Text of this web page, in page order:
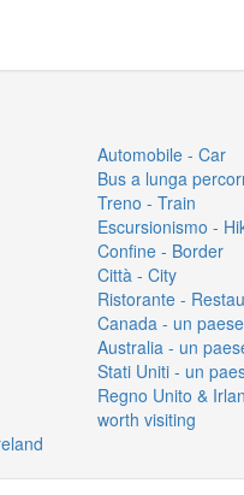
Automobile - Car
Bus a lunga
Treno - Train
Escursionismo -
Confine - Border
Città - City
Ristorante -
Canada - un
Australia - un
Stati Uniti - un
Regno Unito &
worth visiting